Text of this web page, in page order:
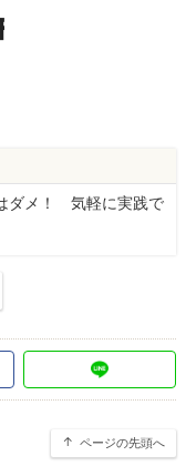
ダメ！ 気軽に実践で
ページの先頭へ